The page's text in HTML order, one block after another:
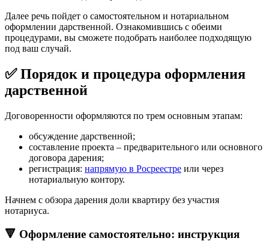
Далее речь пойдет о самостоятельном и нотариальном
оформлении дарственной. Ознакомившись с обеими
процедурами, вы сможете подобрать наиболее подходящую
под ваш случай.
✅ Порядок и процедура оформления
дарственной
Договоренности оформляются по трем основным этапам:
обсуждение дарственной;
составление проекта – предварительного или основного
договора дарения;
регистрация: напрямую в Росреестре или через
нотариальную контору.
Начнем с обзора дарения доли квартиру без участия
нотариуса.
🔻 Оформление самостоятельно: инструкция